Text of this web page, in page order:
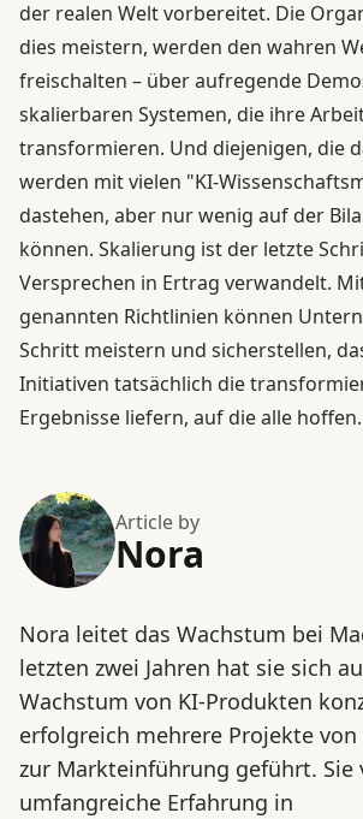
der realen Welt vorbereitet. Die
dies meistern, werden den wahren
freischalten – über aufregende
skalierbaren Systemen, die ihre
transformieren. Und diejenigen, die
werden mit vielen "KI-
dastehen, aber nur wenig auf der
können. Skalierung ist der letzte
Versprechen in Ertrag verwandelt.
genannten Richtlinien können
Schritt meistern und sicherstellen,
Initiativen tatsächlich die
Ergebnisse liefern, auf die alle hoffen.
Article by
Nora
Nora leitet das Wachstum bei
letzten zwei Jahren hat sie sich
Wachstum von KI-Produkten
erfolgreich mehrere Projekte von
zur Markteinführung geführt. Sie
umfangreiche Erfahrung in